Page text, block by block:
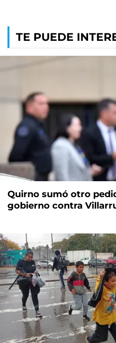
TE PUEDE
Quirno sumó otro
gobierno contra